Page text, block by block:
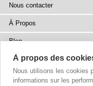
Nous contacter
À Propos
Blog
Presse
Points de Vente
À propos des
Nous utilisons les cookies
informations sur les